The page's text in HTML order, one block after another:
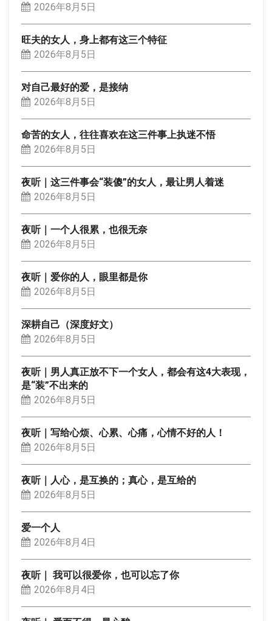
2026年8月5日
旺夫的女人，身上都有这三个特征
2026年8月5日
对自己最好的爱，是接纳
2026年8月5日
命苦的女人，往往喜欢在这三件事上执迷不悟
2026年8月5日
夜听｜这三件事会“装傻”的女人，最让男人着迷
2026年8月5日
夜听｜一个人很累，也很无奈
2026年8月5日
夜听｜爱你的人，眼里都是你
2026年8月5日
深耕自己（深度好文）
2026年8月5日
夜听｜男人真正放不下一个女人，都会有这4大表现，
是“装”不出来的
2026年8月5日
夜听｜写给心烦、心累、心痛，心情不好的人！
2026年8月5日
夜听｜人心，是互换的；真心，是互给的
2026年8月5日
爱一个人
2026年8月4日
夜听｜ 我可以很爱你，也可以忘了你
2026年8月4日